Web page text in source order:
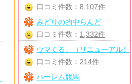
口コミ件数：8,107件
みどりの的中らんど
口コミ件数： 1,332件
ウマくる。（リニューアル）
口コミ件数： 214件
ハーレム競馬